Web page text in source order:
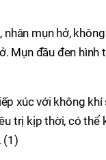
mụn hở,
Mụn đầu đen
xúc với không
trị kịp thời, có thể
(1)